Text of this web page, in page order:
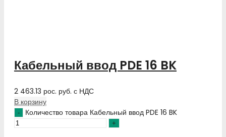
Кабельный ввод PDE 16 BK
2 463.13 рос. руб. с НДС
В корзину
Количество товара Кабельный ввод PDE 16 BK